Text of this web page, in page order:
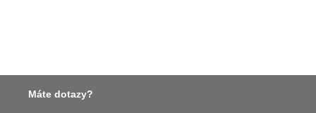
Máte dotazy?